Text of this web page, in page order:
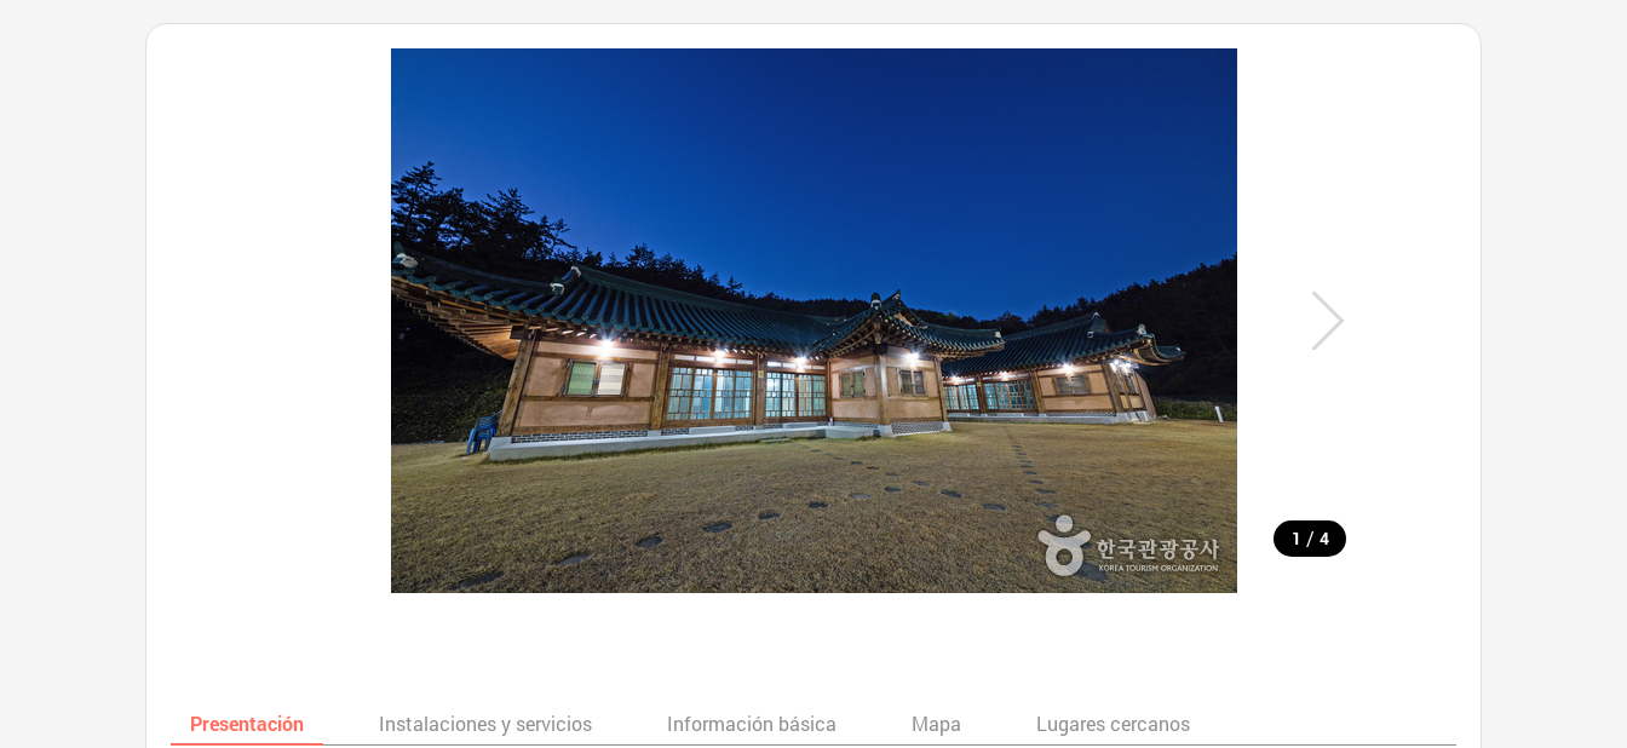
1 / 4
Presentación Instalaciones y servicios Información básica Mapa Lugares cercanos